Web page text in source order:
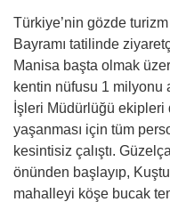
Türkiye’nin gözde
Bayramı tatilinde
Manisa başta olmak
kentin nüfusu 1 milyonu
İşleri Müdürlüğü
yaşanması için tüm
kesintisiz çalıştı.
önünden başlayıp,
mahalleyi köşe bucak